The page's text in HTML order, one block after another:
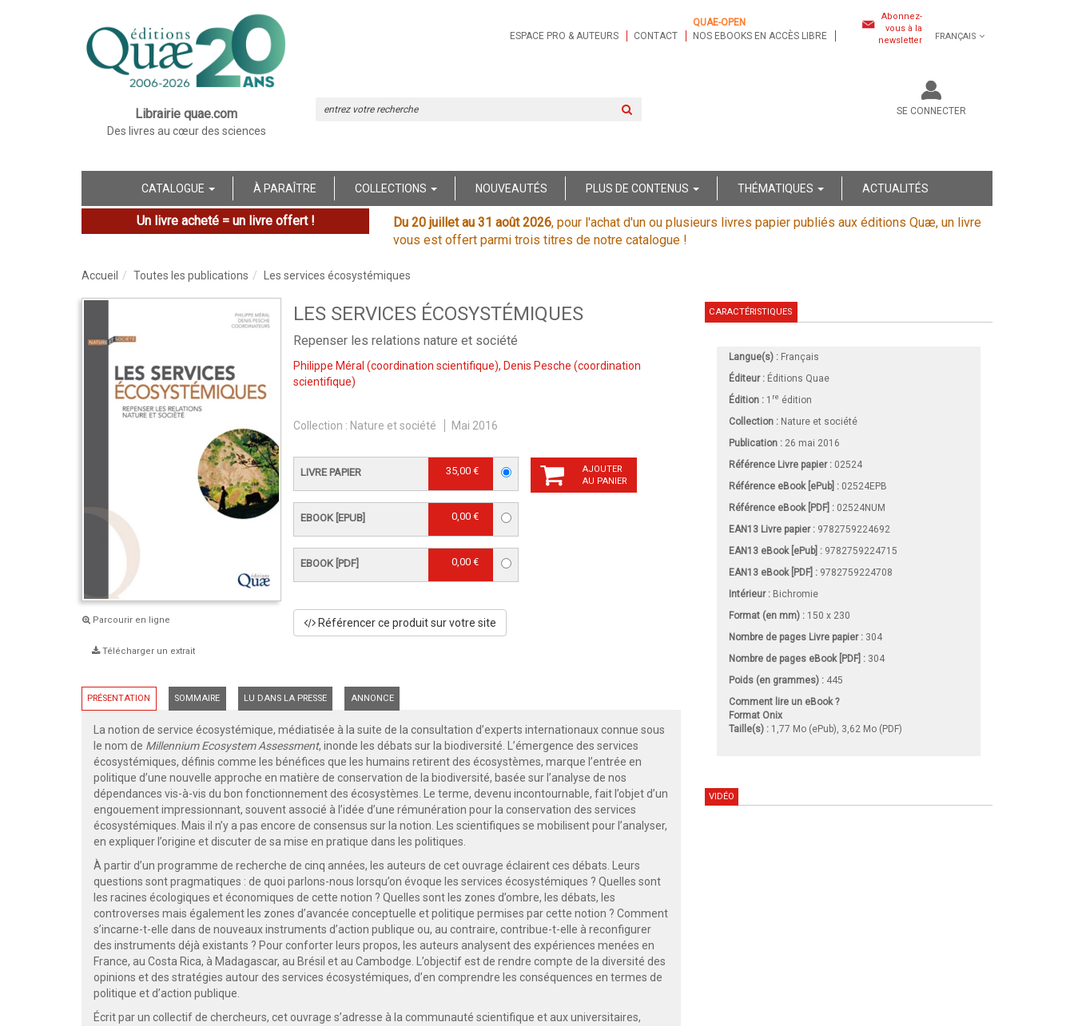
Librairie quae.com
Des livres au cœur des sciences
ESPACE PRO & AUTEURS CONTACT
QUAE-OPEN
NOS EBOOKS EN ACCÈS LIBRE
Abonnez-
vous à la
newsletter
FRANÇAIS
SE CONNECTER
CATALOGUE À PARAÎTRE COLLECTIONS NOUVEAUTÉS PLUS DE CONTENUS THÉMATIQUES ACTUALITÉS
Un livre acheté = un livre offert ! Du 20 juillet au 31 août 2026, pour l'achat d'un ou plusieurs livres papier publiés aux éditions Quæ, un livre
vous est offert parmi trois titres de notre catalogue !
Accueil Toutes les publications Les services écosystémiques
Parcourir en ligne
Télécharger un extrait
LES SERVICES ÉCOSYSTÉMIQUES
Repenser les relations nature et société
Philippe Méral (coordination scientifique), Denis Pesche (coordination
scientifique)
Collection : Nature et société Mai 2016
LIVRE PAPIER 35,00 €
EBOOK [EPUB] 0,00 €
EBOOK [PDF] 0,00 €
AJOUTER
AU PANIER
Référencer ce produit sur votre site
PRÉSENTATION SOMMAIRE LU DANS LA PRESSE ANNONCE
La notion de service écosystémique, médiatisée à la suite de la consultation d’experts internationaux connue sous
le nom de Millennium Ecosystem Assessment, inonde les débats sur la biodiversité. L’émergence des services
écosystémiques, définis comme les bénéfices que les humains retirent des écosystèmes, marque l’entrée en
politique d’une nouvelle approche en matière de conservation de la biodiversité, basée sur l’analyse de nos
dépendances vis-à-vis du bon fonctionnement des écosystèmes. Le terme, devenu incontournable, fait l’objet d’un
engouement impressionnant, souvent associé à l’idée d’une rémunération pour la conservation des services
écosystémiques. Mais il n’y a pas encore de consensus sur la notion. Les scientifiques se mobilisent pour l’analyser,
en expliquer l’origine et discuter de sa mise en pratique dans les politiques.
À partir d’un programme de recherche de cinq années, les auteurs de cet ouvrage éclairent ces débats. Leurs
questions sont pragmatiques : de quoi parlons-nous lorsqu’on évoque les services écosystémiques ? Quelles sont
les racines écologiques et économiques de cette notion ? Quelles sont les zones d’ombre, les débats, les
controverses mais également les zones d’avancée conceptuelle et politique permises par cette notion ? Comment
s’incarne-t-elle dans de nouveaux instruments d’action publique ou, au contraire, contribue-t-elle à reconfigurer
des instruments déjà existants ? Pour conforter leurs propos, les auteurs analysent des expériences menées en
France, au Costa Rica, à Madagascar, au Brésil et au Cambodge. L’objectif est de rendre compte de la diversité des
opinions et des stratégies autour des services écosystémiques, d’en comprendre les conséquences en termes de
politique et d’action publique.
Écrit par un collectif de chercheurs, cet ouvrage s’adresse à la communauté scientifique et aux universitaires,
CARACTÉRISTIQUES
Langue(s) : Français
Éditeur : Éditions Quae
Édition : 1 re édition
Collection : Nature et société
Publication : 26 mai 2016
Référence Livre papier : 02524
Référence eBook [ePub] : 02524EPB
Référence eBook [PDF] : 02524NUM
EAN13 Livre papier : 9782759224692
EAN13 eBook [ePub] : 9782759224715
EAN13 eBook [PDF] : 9782759224708
Intérieur : Bichromie
Format (en mm) : 150 x 230
Nombre de pages Livre papier: 304
Nombre de pages eBook [PDF] : 304
Poids (en grammes) : 445
Comment lire un eBook ?
Format Onix
Taille(s) : 1,77 Mo (ePub), 3,62 Mo (PDF)
VIDÉO